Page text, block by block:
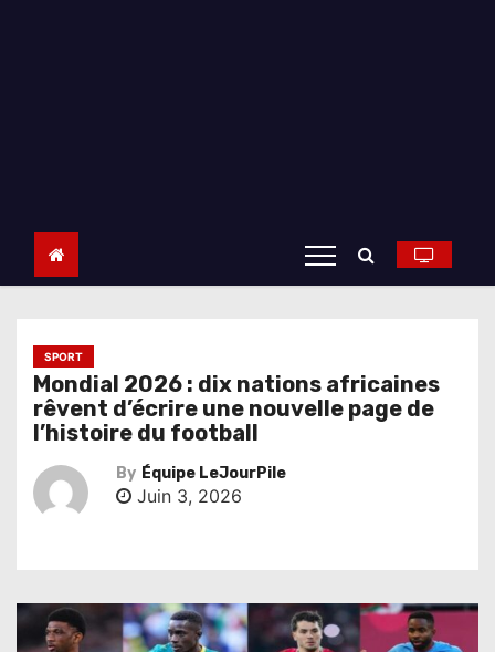
SPORT
Mondial 2026 : dix nations africaines
rêvent d’écrire une nouvelle page de
l’histoire du football
By Équipe LeJourPile
Juin 3, 2026